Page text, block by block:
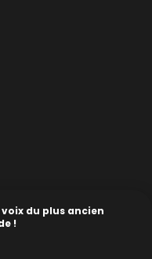
du plus ancien
!